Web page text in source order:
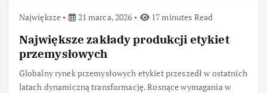
Największe 21 marca, 2026 17 minutes Read
Największe zakłady produkcji etykiet
przemysłowych
Globalny rynek przemysłowych etykiet przeszedł w ostatnich
latach dynamiczną transformację. Rosnące wymagania w